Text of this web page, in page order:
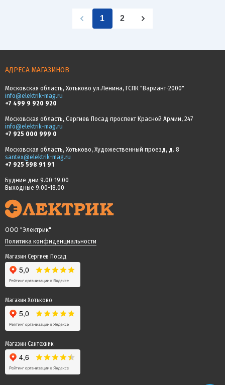
1 2
АДРЕСА МАГАЗИНОВ
Московская область, Хотьково ул.Ленина, ГСПК "Вариант-2000"
info@elektrik-mag.ru
+7 499 9 920 920
Московская область, Сергиев Посад проспект Красной Армии, 247
info@elektrik-mag.ru
+7 925 000 999 0
Московская область, Хотьково, Художественный проезд, д. 8
santex@elektrik-mag.ru
+7 925 598 91 91
Будние дни 9.00-19.00
Выходные 9.00-18.00
ООО "Электрик"
Политика конфиденциальности
Магазин Сергиев Посад
Магазин Хотьково
Магазин Сантехник